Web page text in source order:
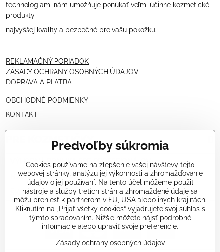
technológiami nám umožňuje ponúkať veľmi účinné kozmetické
produkty
najvyššej kvality a bezpečné pre vašu pokožku.
REKLAMAČNÝ PORIADOK
ZÁSADY OCHRANY OSOBNÝCH ÚDAJOV
DOPRAVA A PLATBA
OBCHODNÉ PODMIENKY
KONTAKT
PRE KOZMETIČKY
VÝHODNÁ PONUKA PRE PROFESIONÁLOV
NÁVODY OŠETRENÍ - VIDEÁ
ŠKOLENIE KOZMETIČIEK V TALIANSKU
Predvoľby súkromia
Cookies používame na zlepšenie vašej návštevy tejto
webovej stránky, analýzu jej výkonnosti a zhromažďovanie
údajov o jej používaní. Na tento účel môžeme použiť
nástroje a služby tretích strán a zhromaždené údaje sa
môžu preniesť k partnerom v EÚ, USA alebo iných krajinách.
Kliknutím na „Prijať všetky cookies“ vyjadrujete svoj súhlas s
týmto spracovaním. Nižšie môžete nájsť podrobné
informácie alebo upraviť svoje preferencie.
Zásady ochrany osobných údajov